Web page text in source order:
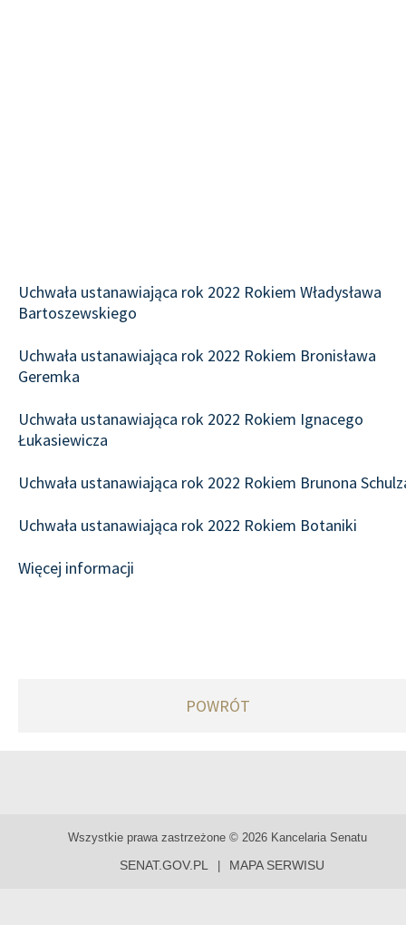
Uchwała ustanawiająca rok 2022 Rokiem Władysława
Bartoszewskiego
Uchwała ustanawiająca rok 2022 Rokiem Bronisława
Geremka
Uchwała ustanawiająca rok 2022 Rokiem Ignacego
Łukasiewicza
Uchwała ustanawiająca rok 2022 Rokiem Brunona
Uchwała ustanawiająca rok 2022 Rokiem Botaniki
Więcej informacji
POWRÓT
Wszystkie prawa zastrzeżone © 2026 Kancelaria Senatu
SENAT.GOV.PL MAPA SERWISU